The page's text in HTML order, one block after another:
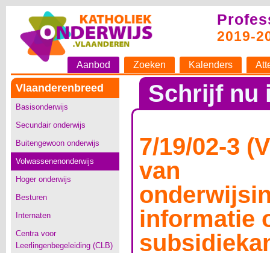
2019-
Aanbod Zoeken Kalenders
Vlaanderenbreed
Basisonderwijs
Secundair onderwijs
Buitengewoon onderwijs
Volwassenenonderwijs
Hoger onderwijs
Besturen
Internaten
Centra voor
Leerlingenbegeleiding (CLB)
Schrijf nu
7/19/02-3
van
informatie